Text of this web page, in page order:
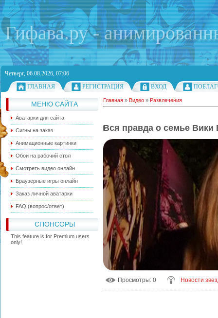
Гифава.ру -
Четверг, 06.08.2026, 07:06
ГЛАВНАЯ
РЕГИСТРАЦИЯ ВХОД
МЕНЮ САЙТА
Аватарки для сайта
Сигны на заказ
Анимационные картинки
Обои на рабочий стол
Смотреть видео онлайн
Браузерные игры онлайн
Заказ личной аватарки
FAQ (вопрос/ответ)
СПОНСОРЫ
This feature is for Premium users
only!
Главная » Видео » Развлечения
Вся правда о семье Вики
Просмотры: 0 Новости